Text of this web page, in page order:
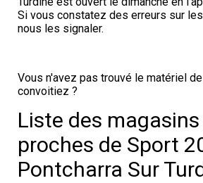
Si vous constatez des erreurs sur
nous les signaler.
Vous n'avez pas trouvé le matériel
convoitiez ?
Liste des
proches de Sport
Pontcharra Sur